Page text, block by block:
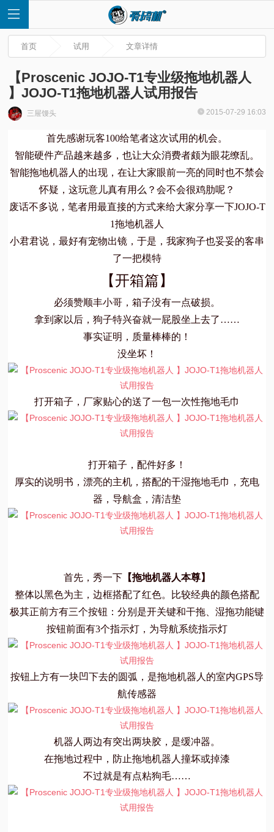
首
快
讯
体
专
题
首页 试用 文章详情
【Proscenic JOJO-T1专业级拖地机器人
】JOJO-T1拖地机器人试用报告
三屉馒头 2015-07-29 16:03
首先感谢玩客100给笔者这次试用的机会。
智能硬件产品越来越多，也让大众消费者颇为眼花缭乱。
智能拖地机器人的出现，在让大家眼前一亮的同时也不禁会
怀疑，这玩意儿真有用么？会不会很鸡肋呢？
废话不多说，笔者用最直接的方式来给大家分享一下JOJO-T
1拖地机器人
小君君说，最好有宠物出镜，于是，我家狗子也妥妥的客串
了一把模特
【开箱篇】
必须赞顺丰小哥，箱子没有一点破损。
拿到家以后，狗子特兴奋就一屁股坐上去了……
事实证明，质量棒棒的！
没坐坏！
打开箱子，厂家贴心的送了一包一次性拖地毛巾
打开箱子，配件好多！
厚实的说明书，漂亮的主机，搭配的干湿拖地毛巾，充电
器，导航盒，清洁垫
首先，秀一下 【拖地机器人本尊】
整体以黑色为主，边框搭配了红色。比较经典的颜色搭配
极其正前方有三个按钮：分别是开关键和干拖、湿拖功能键
按钮前面有3个指示灯，为导航系统指示灯
按钮上方有一块凹下去的圆弧，是拖地机器人的室内GPS导
航传感器
机器人两边有突出两块胶，是缓冲器。
在拖地过程中，防止拖地机器人撞坏或掉漆
不过就是有点粘狗毛……